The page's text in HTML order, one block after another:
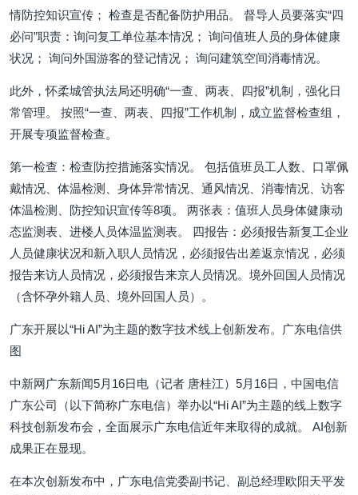
情防控知识宣传； 检查是否配备防护用品。 督导人员要落实“四
必问”职责：询问复工单位基本情况； 询问值班人员的身体健康
状况； 询问外国游客的登记情况； 询问建筑空间消毒情况。
此外，怀柔城管执法局还明确“一查、两表、四报”机制，强化日
常管理。 按照“一查、两表、四报”工作机制，成立监督检查组，
开展专项监督检查。
第一检查：检查防控措施落实情况。 包括值班员工人数、口罩佩
戴情况、体温检测、身体异常情况、通风情况、消毒情况、访客
体温检测、防控知识宣传等8项。 两张表：值班人员身体健康动
态监测表、进楼人员体温监测表。 四报告：必须报告新复工企业
人员健康状况和新入职人员情况，必须报告出差返京情况，必须
报告来访人员情况，必须报告来京人员情况。境外回国人员情况
（含怀孕外籍人员、境外回国人员）。
广东开展以“Hi AI”为主题的数字技术线上创新发布。广东电信供
图
中新网广东新闻5月16日电（记者 唐桂江）5月16日，中国电信
广东公司（以下简称广东电信）举办以“Hi AI”为主题的线上数字
科技创新发布会，全面展示广东电信近年来取得的成就。 AI创新
成果正在显现。
在本次创新发布中，广东电信党委副书记、副总经理欧阳天平发